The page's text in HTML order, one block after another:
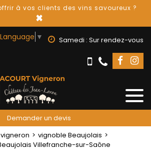
à vos clients des vins savoureux ?
×
▼ Samedi : Sur rendez-vous
Demander un devis
vigneron
vignoble Beaujolais
Villefranche-sur-Saône